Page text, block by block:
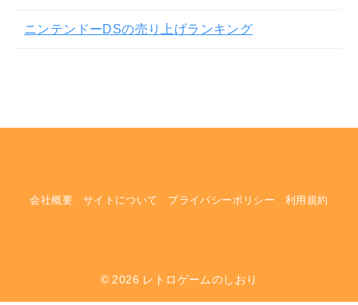
ニンテンドーDSの売り上げランキング
会社概要 サイトについて プライバシーポリシー 利用規約
© 2026 レトロゲームのしおり